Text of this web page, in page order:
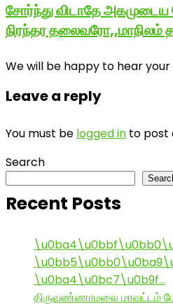
சோர்ந்து விடாதே
நிரந்தர தலைவரோ,,மாநிலம்
We will be happy to hear
Leave a reply
You must be logged in to post
Search
Recent Posts
\u0ba4\u0bc7\u0b9f…
திருவண்ணாமலை மாவட்டம்